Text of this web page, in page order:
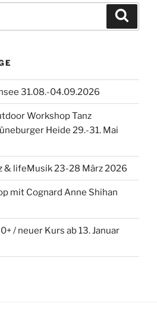
31.08.-04.09.2026
Workshop Tanz
Heide 29.-31. Mai
& lifeMusik 23-28 März 2026
mit Cognard Anne Shihan
/ neuer Kurs ab 13. Januar